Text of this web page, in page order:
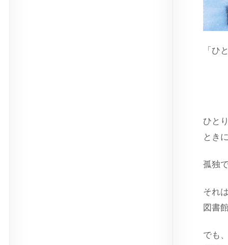
「ひ
ひと
とき
孤独
それ
図書
でも